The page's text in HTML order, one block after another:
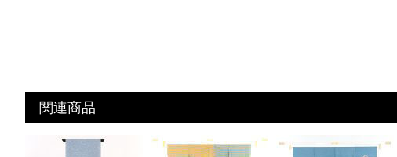
関連商品